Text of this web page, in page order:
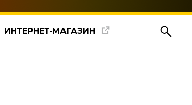
ИНТЕРНЕТ‑МАГАЗИН